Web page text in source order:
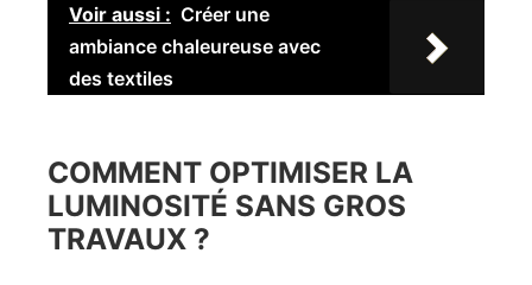
Voir aussi : Créer une
ambiance chaleureuse avec
des textiles
COMMENT OPTIMISER LA
LUMINOSITÉ SANS GROS
TRAVAUX ?